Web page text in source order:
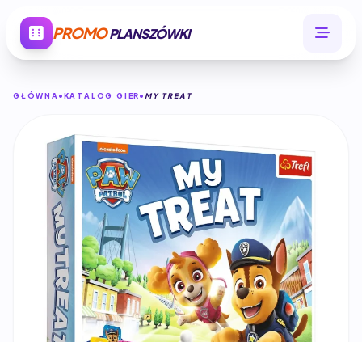
PROMOPLANSZÓWKI
GŁÓWNA KATALOG GIER MY TREAT